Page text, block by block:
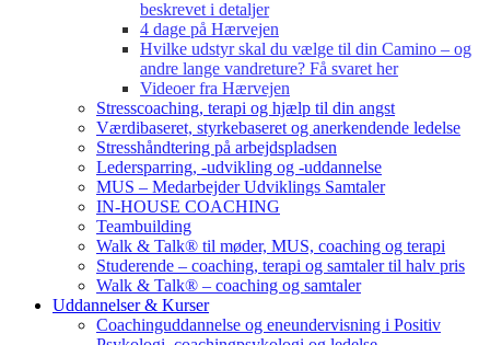
beskrevet i detaljer
4 dage på Hærvejen
Hvilke udstyr skal du vælge til din Camino – og
andre lange vandreture? Få svaret her
Videoer fra Hærvejen
Stresscoaching, terapi og hjælp til din angst
Værdibaseret, styrkebaseret og anerkendende ledelse
Stresshåndtering på arbejdspladsen
Ledersparring, -udvikling og -uddannelse
MUS – Medarbejder Udviklings Samtaler
IN-HOUSE COACHING
Teambuilding
Walk & Talk® til møder, MUS, coaching og terapi
Studerende – coaching, terapi og samtaler til halv pris
Walk & Talk® – coaching og samtaler
Uddannelser & Kurser
Coachinguddannelse og eneundervisning i Positiv